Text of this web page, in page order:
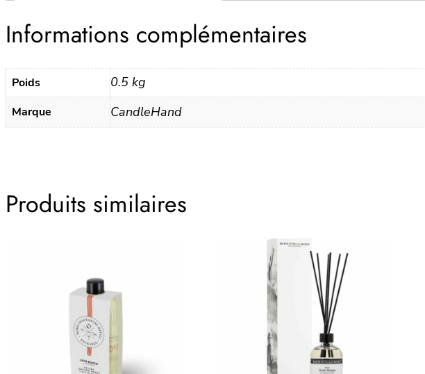
Informations complémentaires
Poids 0.5 kg
Marque CandleHand
Produits similaires